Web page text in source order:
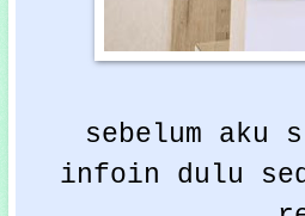
sebelum aku
infoin dulu